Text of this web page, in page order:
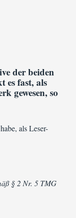
der beiden
es fast, als
gewesen, so
als Leser-
§ 2 Nr. 5 TMG